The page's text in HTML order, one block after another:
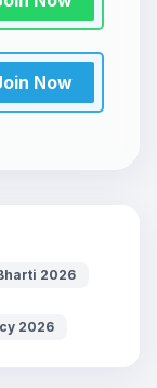
Now
2026
2026